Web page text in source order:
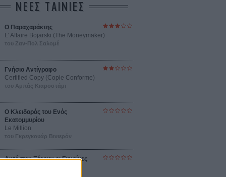
ΝΕΕΣ ΤΑΙΝΙΕΣ
Ο Παραχαράκτης
L’ Affaire Bojarski (The Moneymaker)
του Ζαν-Πολ Σαλομέ
Γνήσιο Αντίγραφο
Certified Copy (Copie Conforme)
του Αμπάς Κιαροστάμι
Ο Κλειδαράς του Ενός
Εκατομμυρίου
Le Million
του Γκρεγκουάρ Βινιερόν
Αυτό που Ξέρουν οι Γυναίκες